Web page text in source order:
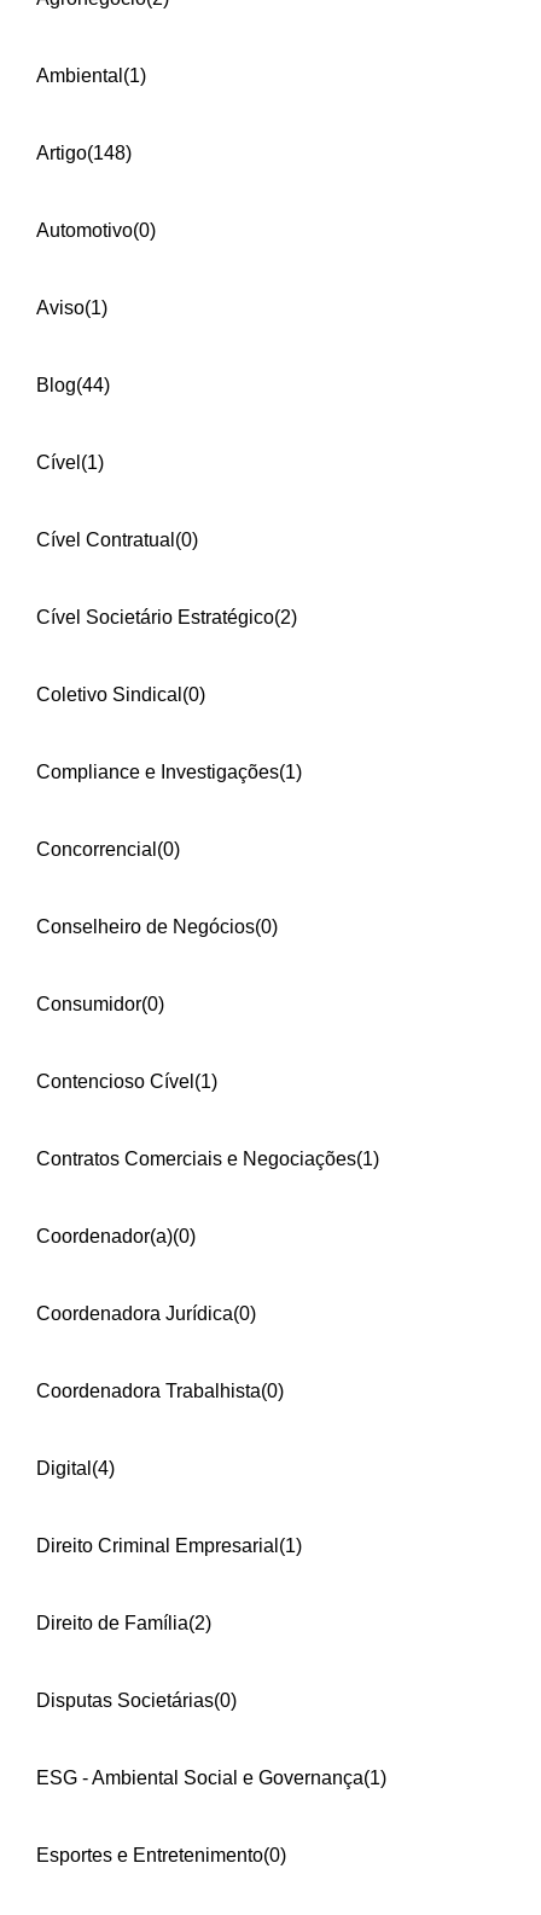
Ambiental (1)
Artigo(148)
Automotivo(0)
Aviso(1)
Blog(44)
Cível (1)
Cível Contratual (0)
Cível Societário Estratégico(2)
Coletivo Sindical (0)
Compliance e Investigações(1)
Concorrencial (0)
Conselheiro de Negócios(0)
Consumidor(0)
Contencioso Cível (1)
Contratos Comerciais e Negociações(1)
Coordenador(a)(0)
Coordenadora Jurídica(0)
Coordenadora Trabalhista(0)
Digital (4)
Direito Criminal Empresarial (1)
Direito de Família(2)
Disputas Societárias(0)
ESG - Ambiental Social e Governança(1)
Esportes e Entretenimento(0)